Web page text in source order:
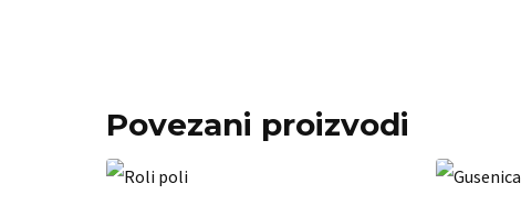
Povezani proizvodi